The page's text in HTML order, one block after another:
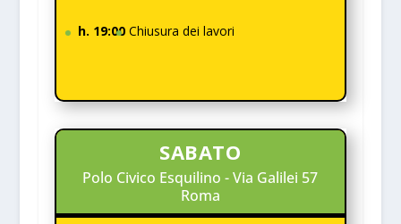
h. 19:00 Chiusura dei lavori
SABATO
Polo Civico Esquilino - Via Galilei 57
Roma